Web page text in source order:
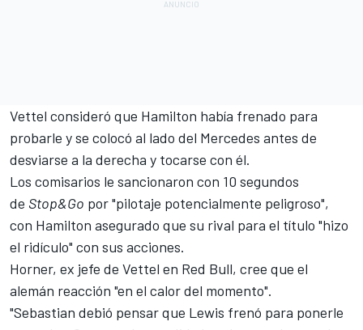
Vettel consideró que Hamilton había frenado para
probarle y se colocó al lado del Mercedes antes de
desviarse a la derecha y tocarse con él.
Los comisarios le sancionaron con 10 segundos
de Stop&Go por "pilotaje potencialmente peligroso",
con Hamilton asegurado que su rival para el título "hizo
el ridículo" con sus acciones.
Horner, ex jefe de Vettel en Red Bull, cree que el
alemán reacción "en el calor del momento".
"Sebastian debió pensar que Lewis frenó para ponerle